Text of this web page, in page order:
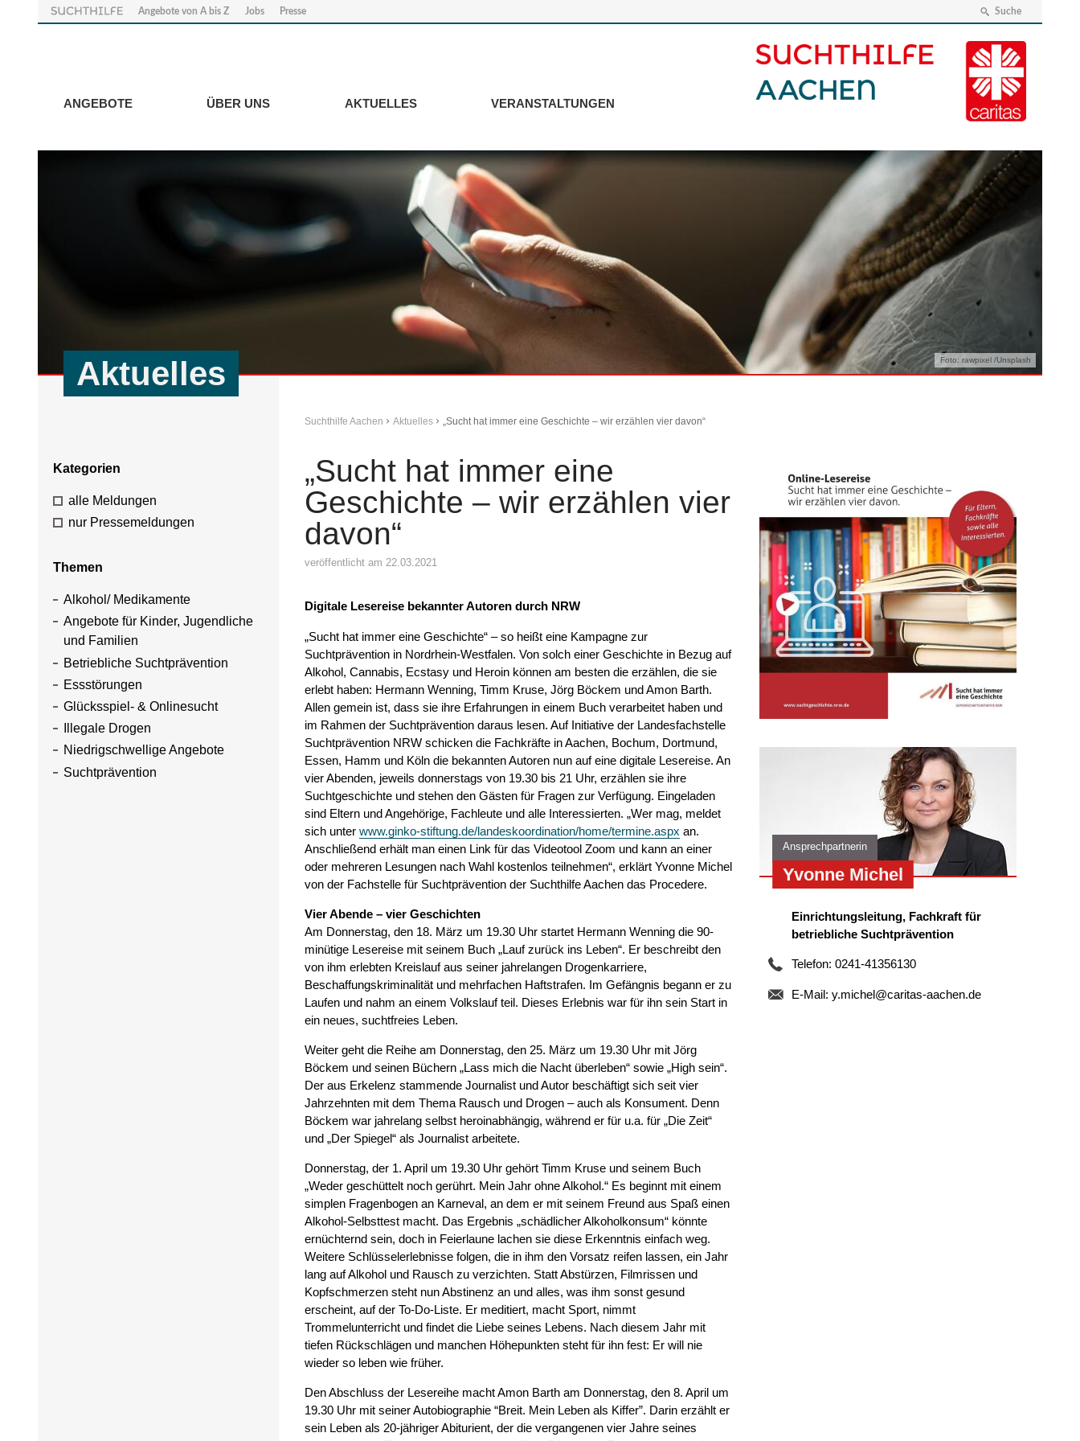
Angebote von A bis Z Jobs Presse Suche
ANGEBOTE ÜBER UNS AKTUELLES VERANSTALTUNGEN
Aktuelles Foto: rawpixel /Unsplash
Kategorien
alle Meldungen
nur Pressemeldungen
Themen
Alkohol/ Medikamente
Angebote für Kinder, Jugendliche
und Familien
Betriebliche Suchtprävention
Essstörungen
Glücksspiel- & Onlinesucht
Illegale Drogen
Niedrigschwellige Angebote
Suchtprävention
Suchthilfe Aachen Aktuelles „Sucht hat immer eine Geschichte – wir erzählen vier davon“
„Sucht hat immer eine
Geschichte – wir erzählen vier
davon“
veröffentlicht am 22.03.2021
Digitale Lesereise bekannter Autoren durch NRW
„Sucht hat immer eine Geschichte“ – so heißt eine Kampagne zur
Suchtprävention in Nordrhein-Westfalen. Von solch einer Geschichte in Bezug auf
Alkohol, Cannabis, Ecstasy und Heroin können am besten die erzählen, die sie
erlebt haben: Hermann Wenning, Timm Kruse, Jörg Böckem und Amon Barth.
Allen gemein ist, dass sie ihre Erfahrungen in einem Buch verarbeitet haben und
im Rahmen der Suchtprävention daraus lesen. Auf Initiative der Landesfachstelle
Suchtprävention NRW schicken die Fachkräfte in Aachen, Bochum, Dortmund,
Essen, Hamm und Köln die bekannten Autoren nun auf eine digitale Lesereise. An
vier Abenden, jeweils donnerstags von 19.30 bis 21 Uhr, erzählen sie ihre
Suchtgeschichte und stehen den Gästen für Fragen zur Verfügung. Eingeladen
sind Eltern und Angehörige, Fachleute und alle Interessierten. „Wer mag, meldet
sich unter www.ginko-stiftung.de/landeskoordination/home/termine.aspx an.
Anschließend erhält man einen Link für das Videotool Zoom und kann an einer
oder mehreren Lesungen nach Wahl kostenlos teilnehmen“, erklärt Yvonne Michel
von der Fachstelle für Suchtprävention der Suchthilfe Aachen das Procedere.
Vier Abende – vier Geschichten
Am Donnerstag, den 18. März um 19.30 Uhr startet Hermann Wenning die 90-
minütige Lesereise mit seinem Buch „Lauf zurück ins Leben“. Er beschreibt den
von ihm erlebten Kreislauf aus seiner jahrelangen Drogenkarriere,
Beschaffungskriminalität und mehrfachen Haftstrafen. Im Gefängnis begann er zu
Laufen und nahm an einem Volkslauf teil. Dieses Erlebnis war für ihn sein Start in
ein neues, suchtfreies Leben.
Weiter geht die Reihe am Donnerstag, den 25. März um 19.30 Uhr mit Jörg
Böckem und seinen Büchern „Lass mich die Nacht überleben“ sowie „High sein“.
Der aus Erkelenz stammende Journalist und Autor beschäftigt sich seit vier
Jahrzehnten mit dem Thema Rausch und Drogen – auch als Konsument. Denn
Böckem war jahrelang selbst heroinabhängig, während er für u.a. für „Die Zeit“
und „Der Spiegel“ als Journalist arbeitete.
Donnerstag, der 1. April um 19.30 Uhr gehört Timm Kruse und seinem Buch
„Weder geschüttelt noch gerührt. Mein Jahr ohne Alkohol.“ Es beginnt mit einem
simplen Fragenbogen an Karneval, an dem er mit seinem Freund aus Spaß einen
Alkohol-Selbsttest macht. Das Ergebnis „schädlicher Alkoholkonsum“ könnte
ernüchternd sein, doch in Feierlaune lachen sie diese Erkenntnis einfach weg.
Weitere Schlüsselerlebnisse folgen, die in ihm den Vorsatz reifen lassen, ein Jahr
lang auf Alkohol und Rausch zu verzichten. Statt Abstürzen, Filmrissen und
Kopfschmerzen steht nun Abstinenz an und alles, was ihm sonst gesund
erscheint, auf der To-Do-Liste. Er meditiert, macht Sport, nimmt
Trommelunterricht und findet die Liebe seines Lebens. Nach diesem Jahr mit
tiefen Rückschlägen und manchen Höhepunkten steht für ihn fest: Er will nie
wieder so leben wie früher.
Den Abschluss der Lesereihe macht Amon Barth am Donnerstag, den 8. April um
19.30 Uhr mit seiner Autobiographie “Breit. Mein Leben als Kiffer”. Darin erzählt er
sein Leben als 20-jähriger Abiturient, der die vergangenen vier Jahre seines
Ansprechpartnerin
Yvonne Michel
Einrichtungsleitung, Fachkraft für
betriebliche Suchtprävention
Telefon: 0241-41356130
E-Mail: y.michel@caritas-aachen.de